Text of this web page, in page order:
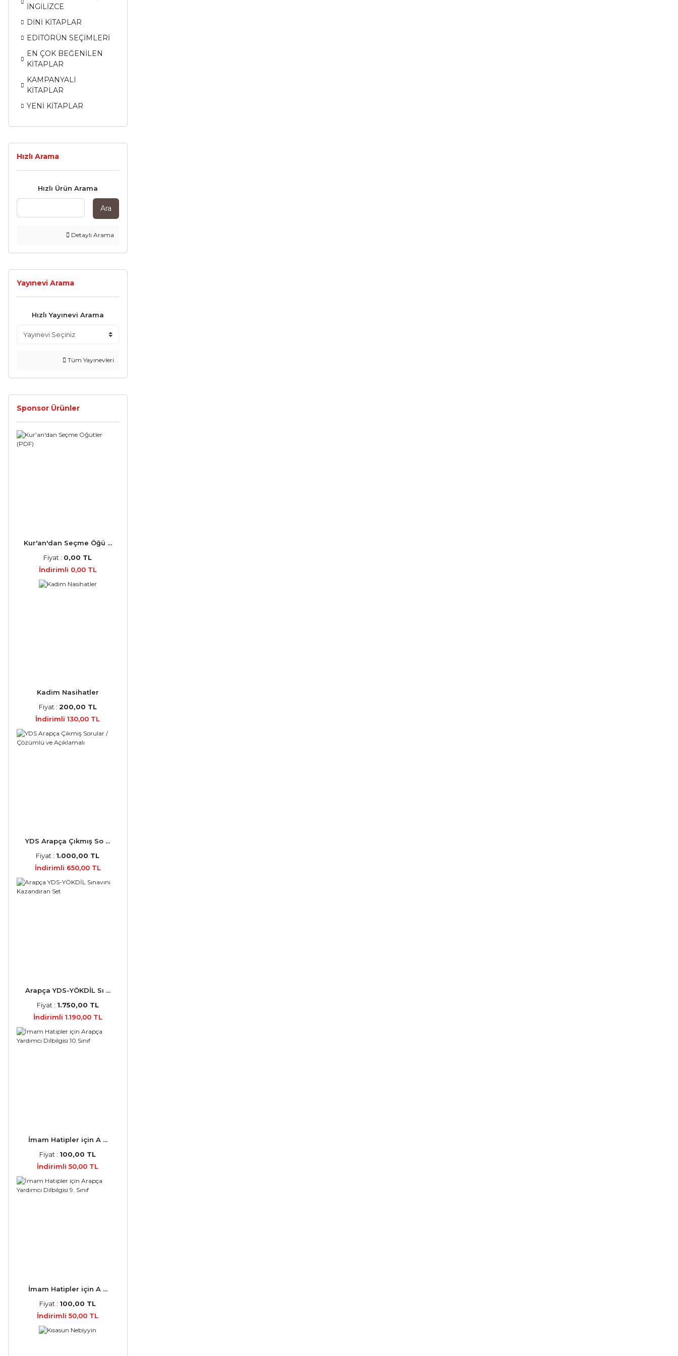
İNGİLİZCE
DİNİ KİTAPLAR
EDİTÖRÜN SEÇİMLERİ
EN ÇOK BEĞENİLEN
KİTAPLAR
KAMPANYALI
KİTAPLAR
YENİ KİTAPLAR
Hızlı Arama
Hızlı Ürün Arama
Ara
Detaylı Arama
Yayınevi Arama
Hızlı Yayınevi Arama
Tüm Yayınevleri
Sponsor Ürünler
Kur'an'dan Seçme Öğü ...
Fiyat : 0,00 TL
İndirimli 0,00 TL
Kadim Nasihatler
Fiyat : 200,00 TL
İndirimli 130,00 TL
YDS Arapça Çıkmış So ...
Fiyat : 1.000,00 TL
İndirimli 650,00 TL
Arapça YDS-YÖKDİL Sı ...
Fiyat : 1.750,00 TL
İndirimli 1.190,00 TL
İmam Hatipler için A ...
Fiyat : 100,00 TL
İndirimli 50,00 TL
İmam Hatipler için A ...
Fiyat : 100,00 TL
İndirimli 50,00 TL